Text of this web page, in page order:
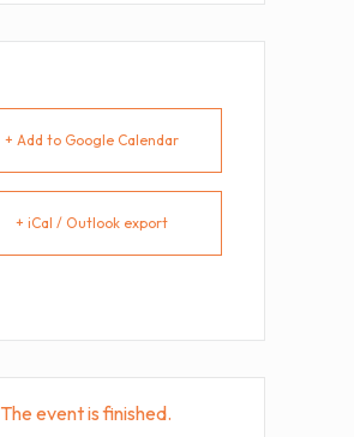
+ Add to Google Calendar
+ iCal / Outlook export
The event is finished.